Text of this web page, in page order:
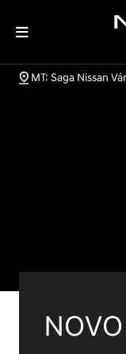
MT: Saga Nissan